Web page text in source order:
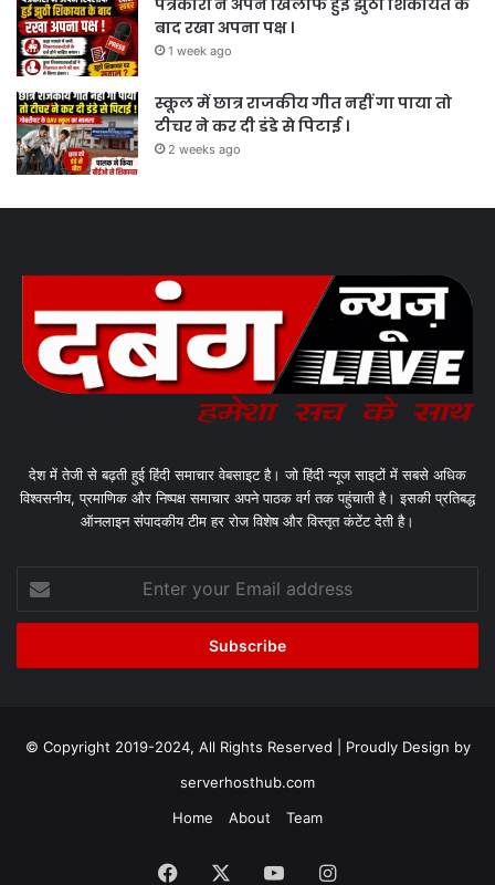
बाद रखा अपना पक्ष ।
1 week ago
स्कूल में छात्र राजकीय गीत नहीं गा पाया तो
टीचर ने कर दी डंडे से पिटाई ।
2 weeks ago
देश में तेजी से बढ़ती हुई हिंदी समाचार वेबसाइट है। जो हिंदी न्यूज साइटों में सबसे अधिक
विश्वसनीय, प्रमाणिक और निष्पक्ष समाचार अपने पाठक वर्ग तक पहुंचाती है। इसकी प्रतिबद्ध
ऑनलाइन संपादकीय टीम हर रोज विशेष और विस्तृत कंटेंट देती है।
your
Email
© Copyright 2019-2024, All Rights Reserved | Proudly Design by
serverhosthub.com
Home
About Team
Facebook YouTubeInstagram